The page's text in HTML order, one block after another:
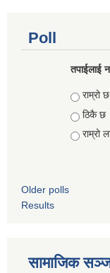
Poll
तपाईलाई
Choices
राम्रो छ
ठिकै छ
राम्रो
Older polls
Results
सामाजिक